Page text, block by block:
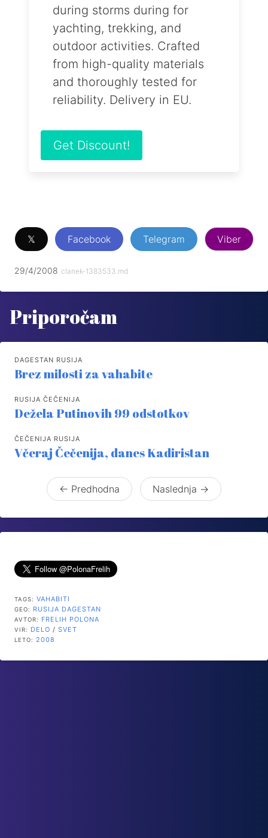
during storms during for
yachting, trekking, and
outdoor activities. Crafted
from high-quality materials
and thoroughly tested for
reliability. Delivery in EU.
Get Discount!
𝕏 Facebook Telegram Viber
29/4/2008 clanek-1383533.md
Priporočam
DAGESTAN RUSIJA
Brez milosti za vahabite
RUSIJA ČEČENIJA
Dežela Putinovih 99 odstotkov
ČEČENIJA RUSIJA
Včeraj Čečenija, danes Kadiristan
← Predhodna Naslednja →
TAGS: VAHABITI
GEO: RUSIJA DAGESTAN
AVTOR: FRELIH POLONA
VIR: DELO / SVET
LETO: 2008